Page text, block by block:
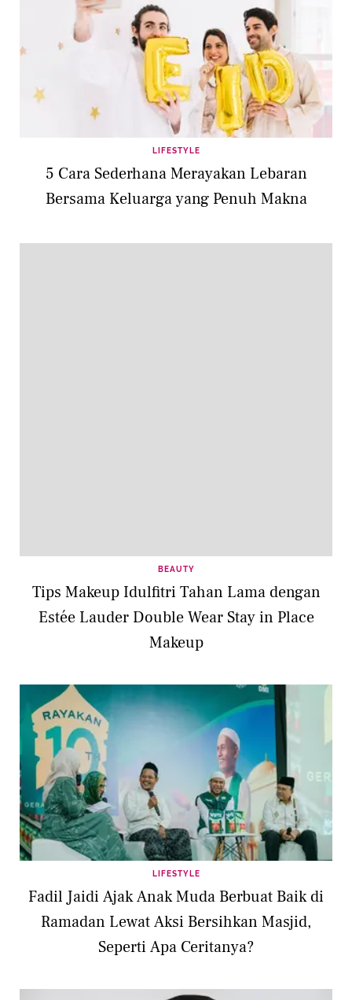
LIFESTYLE
5 Cara Sederhana Merayakan Lebaran
Bersama Keluarga yang Penuh Makna
BEAUTY
Tips Makeup Idulfitri Tahan Lama dengan
Estée Lauder Double Wear Stay in Place
Makeup
LIFESTYLE
Fadil Jaidi Ajak Anak Muda Berbuat Baik di
Ramadan Lewat Aksi Bersihkan Masjid,
Seperti Apa Ceritanya?